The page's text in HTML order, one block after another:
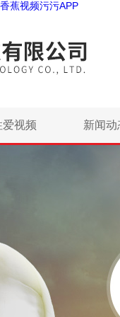
蕉视频污污APP
爱视频 新闻动